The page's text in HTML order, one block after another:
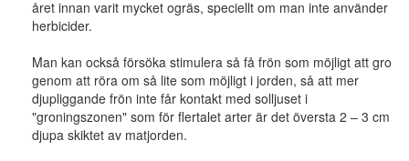
året innan varit mycket ogräs, speciellt om man inte använder
herbicider.
Man kan också försöka stimulera så få frön som möjligt att gro
genom att röra om så lite som möjligt i jorden, så att mer
djupliggande frön inte får kontakt med solljuset i
"groningszonen" som för flertalet arter är det översta 2 – 3 cm
djupa skiktet av matjorden.